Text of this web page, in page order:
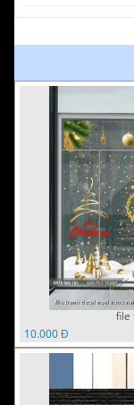
10.000 Đ